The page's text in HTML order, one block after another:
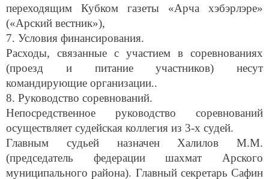
переходящим Кубком газеты «Арча хэбэрлэре»
(«Арский вестник»),
7. Условия финансирования.
Расходы, связанные с участием в соревнованиях
(проезд и питание участников) несут
командирующие организации..
8. Руководство соревнований.
Непосредственное руководство соревнований
осуществляет судейская коллегия из 3-х судей.
Главным судьей назначен Халилов М.М.
(председатель федерации шахмат Арского
муниципального района). Главный секретарь Сафин